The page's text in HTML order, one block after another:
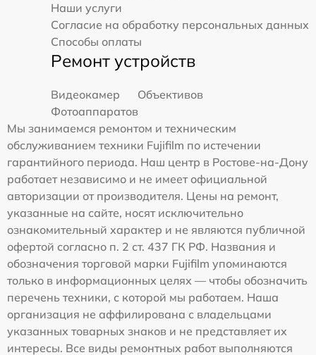
Наши услуги
Согласие на обработку персональных данных
Способы оплаты
Ремонт устройств
Видеокамер
Объективов
Фотоаппаратов
Мы занимаемся ремонтом и техническим
обслуживанием техники Fujifilm по истечении
гарантийного периода. Наш центр в Ростове-на-Дону
работает независимо и не имеет официальной
авторизации от производителя. Цены на ремонт,
указанные на сайте, носят исключительно
ознакомительный характер и не являются публичной
офертой согласно п. 2 ст. 437 ГК РФ. Названия и
обозначения торговой марки Fujifilm упоминаются
только в информационных целях — чтобы обозначить
перечень техники, с которой мы работаем. Наша
организация не аффилирована с владельцами
указанных товарных знаков и не представляет их
интересы. Все виды ремонтных работ выполняются